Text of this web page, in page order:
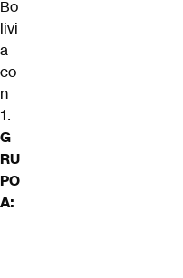
Bo
livi
a
co
n
1.
G
RU
PO
A: